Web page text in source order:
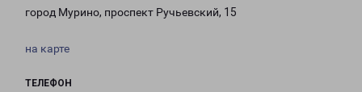
город Мурино, проспект Ручьевский, 15
на карте
ТЕЛЕФОН